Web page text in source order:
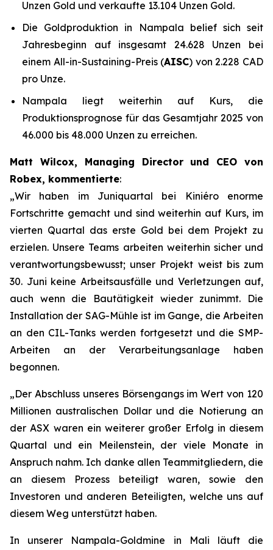
Unzen Gold und verkaufte 13.104 Unzen Gold.
Die Goldproduktion in Nampala belief sich seit
Jahresbeginn auf insgesamt 24.628 Unzen bei
einem All-in-Sustaining-Preis (AISC) von 2.228 CAD
pro Unze.
Nampala liegt weiterhin auf Kurs, die
Produktionsprognose für das Gesamtjahr 2025 von
46.000 bis 48.000 Unzen zu erreichen.
Matt Wilcox, Managing Director und CEO von
Robex, kommentierte:
„Wir haben im Juniquartal bei Kiniéro enorme
Fortschritte gemacht und sind weiterhin auf Kurs, im
vierten Quartal das erste Gold bei dem Projekt zu
erzielen. Unsere Teams arbeiten weiterhin sicher und
verantwortungsbewusst; unser Projekt weist bis zum
30. Juni keine Arbeitsausfälle und Verletzungen auf,
auch wenn die Bautätigkeit wieder zunimmt. Die
Installation der SAG-Mühle ist im Gange, die Arbeiten
an den CIL-Tanks werden fortgesetzt und die SMP-
Arbeiten an der Verarbeitungsanlage haben
begonnen.
„Der Abschluss unseres Börsengangs im Wert von 120
Millionen australischen Dollar und die Notierung an
der ASX waren ein weiterer großer Erfolg in diesem
Quartal und ein Meilenstein, der viele Monate in
Anspruch nahm. Ich danke allen Teammitgliedern, die
an diesem Prozess beteiligt waren, sowie den
Investoren und anderen Beteiligten, welche uns auf
diesem Weg unterstützt haben.
In unserer Nampala-Goldmine in Mali läuft die